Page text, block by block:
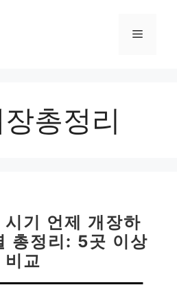
메
총정리
기 언제 개장하
총정리: 5곳 이상
비교